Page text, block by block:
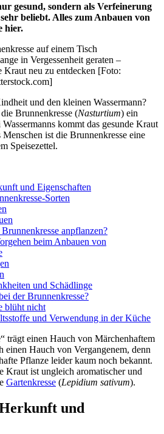
gesund, sondern als Verfeinerung
beliebt. Alles zum Anbauen von
hier.
in Vergessenheit geraten –
Kraut neu zu entdecken [Foto:
und den kleinen Wassermann?
Brunnenkresse (Nasturtium) ein
kommt das gesunde Kraut
ist die Brunnenkresse eine
Speisezettel.
und Eigenschaften
Sorten
anpflanzen?
beim Anbauen von
und Schädlinge
der Brunnenkresse?
blüht nicht
und Verwendung in der Küche
trägt einen Hauch von Märchenhaftem
einen Hauch von Vergangenem, denn
Pflanze leider kaum noch bekannt.
Kraut ist ungleich aromatischer und
Gartenkresse (Lepidium sativum).
und